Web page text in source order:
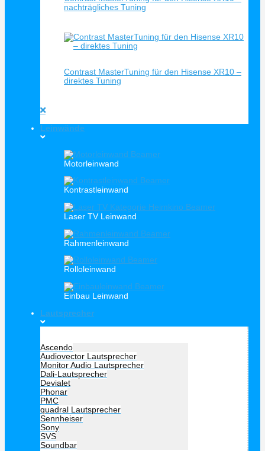
nachträgliches Tuning
Contrast MasterTuning für den Hisense XR10 –
direktes Tuning
Leinwände
Motorleinwand
Kontrastleinwand
Laser TV Leinwand
Rahmenleinwand
Rolloleinwand
Einbau Leinwand
Lautsprecher
Ascendo
Audiovector Lautsprecher
Monitor Audio Lautsprecher
Dali-Lautsprecher
Devialet
Phonar
PMC
quadral Lautsprecher
Sennheiser
Sony
SVS
Soundbar